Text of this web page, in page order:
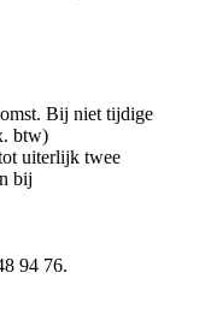
Bij niet tijdige
btw)
uiterlijk twee
bij
94 76.